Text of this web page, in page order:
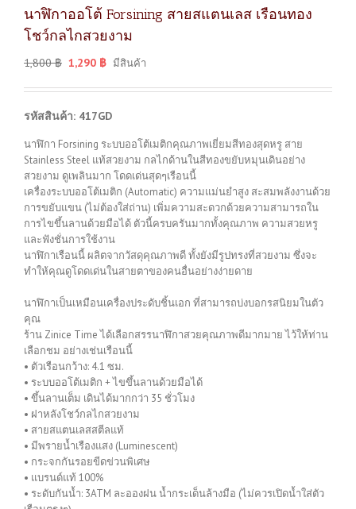
นาฬิกาออโต้ Forsining สายสแตนเลส เรือนทอง
โชว์กลไกสวยงาม
1,800฿ 1,290 ฿ มีสินค้า
รหัสสินค้า: 417GD
นาฬิกา Forsining ระบบออโต้เมติกคุณภาพเยี่ยมสีทองสุดหรู สาย
Stainless Steel แท้สวยงาม กลไกด้านในสีทองขยับหมุนเดินอย่าง
สวยงาม ดูเพลินมาก โดดเด่นสุดๆเรือนนี้
เครื่องระบบออโต้เมติก (Automatic) ความแม่นยำสูง สะสมพลังงานด้วย
การขยับแขน (ไม่ต้องใส่ถ่าน) เพิ่มความสะดวกด้วยความสามารถใน
การไขขึ้นลานด้วยมือได้ ตัวนี้ครบครันมากทั้งคุณภาพ ความสวยหรู
และฟังชั่นการใช้งาน
นาฬิกาเรือนนี้ ผลิตจากวัสดุคุณภาพดี ทั้งยังมีรูปทรงที่สวยงาม ซึ่งจะ
ทำให้คุณดูโดดเด่นในสายตาของคนอื่นอย่างง่ายดาย
นาฬิกาเป็นเหมือนเครื่องประดับชิ้นเอก ที่สามารถบ่งบอกรสนิยมในตัว
คุณ
ร้าน Zinice Time ได้เลือกสรรนาฬิกาสวยคุณภาพดีมากมาย ไว้ให้ท่าน
เลือกชม อย่างเช่นเรือนนี้
• ตัวเรือนกว้าง: 4.1 ซม.
• ระบบออโต้เมติก + ไขขึ้นลานด้วยมือได้
• ขึ้นลานเต็ม เดินได้มากกว่า 35 ชั่วโมง
• ฝาหลังโชว์กลไกสวยงาม
• สายสแตนเลสสตีลแท้
• มีพรายน้ำเรืองแสง (Luminescent)
• กระจกกันรอยขีดข่วนพิเศษ
• แบรนด์แท้ 100%
• ระดับกันน้ำ: 3ATM ละอองฝน น้ำกระเด็นล้างมือ (ไม่ควรเปิดน้ำใส่ตัว